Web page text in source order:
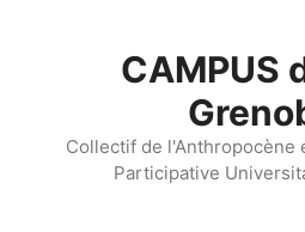
CAMPUS
Collectif de l'Anthropocène
Participative